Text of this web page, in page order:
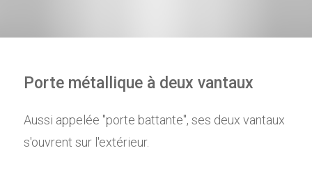
Porte métallique à deux vantaux
Aussi appelée "porte battante", ses deux vantaux
s'ouvrent sur l'extérieur.